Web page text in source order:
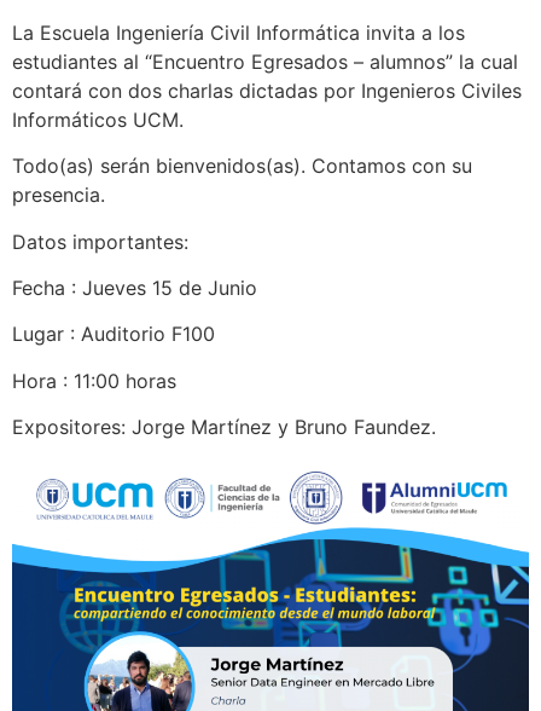
La Escuela Ingeniería Civil Informática invita a los
estudiantes al “Encuentro Egresados – alumnos” la cual
contará con dos charlas dictadas por Ingenieros Civiles
Informáticos UCM.
Todo(as) serán bienvenidos(as). Contamos con su
presencia.
Datos importantes:
Fecha : Jueves 15 de Junio
Lugar : Auditorio F100
Hora : 11:00 horas
Expositores: Jorge Martínez y Bruno Faundez.